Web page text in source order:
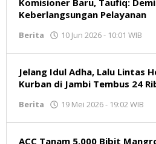
Komisioner Baru, Taufiq: Demi
Keberlangsungan Pelayanan
Berita 10 Jun 2026 - 10:01 WIB
Jelang Idul Adha, Lalu Lintas
Kurban di Jambi Tembus 24
Berita 19 Mei 2026 - 19:02 WIB
ACC Tanam 5.000 Bibit